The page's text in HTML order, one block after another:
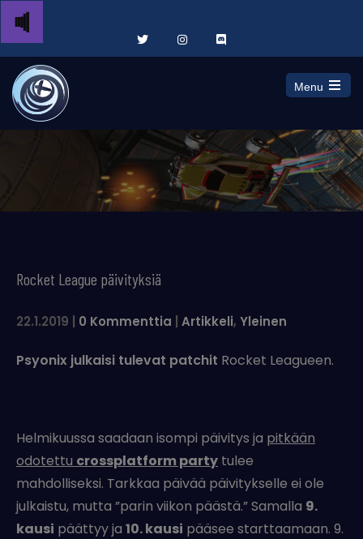
Menu
Open
menu
Rocket League päivityksiä
22.1.2019 0 Kommenttia Artikkeli, Yleinen
Psyonix julkaisi tulevat patchit Rocket Leagueen.
Helmikuussa saadaan isompi päivitys ja pitkään
odotettu crossplatform party tulee
mahdolliseksi. Tarkkaa päivää päivitykselle ei ole
julkaistu, mutta ”parin viikon päästä.” Samalla 9.
kausi päättyy ja 10. kausi pääsee starttaamaan. 9.